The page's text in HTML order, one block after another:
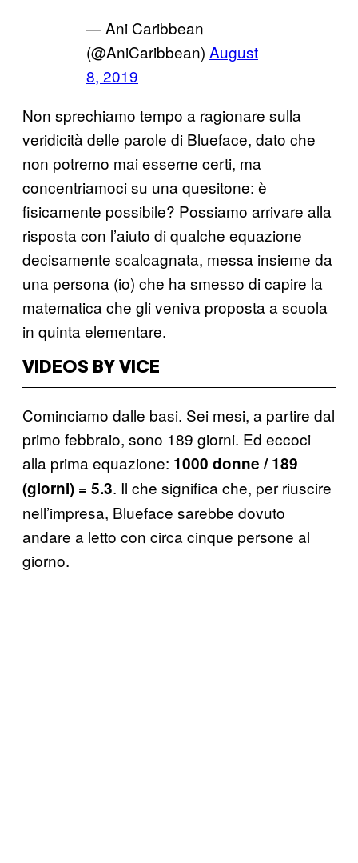
— Ani Caribbean
(@AniCaribbean) August
8, 2019
Non sprechiamo tempo a ragionare sulla
veridicità delle parole di Blueface, dato che
non potremo mai esserne certi, ma
concentriamoci su una quesitone: è
fisicamente possibile? Possiamo arrivare alla
risposta con l’aiuto di qualche equazione
decisamente scalcagnata, messa insieme da
una persona (io) che ha smesso di capire la
matematica che gli veniva proposta a scuola
in quinta elementare.
VIDEOS BY VICE
Cominciamo dalle basi. Sei mesi, a partire dal
primo febbraio, sono 189 giorni. Ed eccoci
alla prima equazione: 1000 donne / 189
(giorni) = 5.3. Il che significa che, per riuscire
nell’impresa, Blueface sarebbe dovuto
andare a letto con circa cinque persone al
giorno.